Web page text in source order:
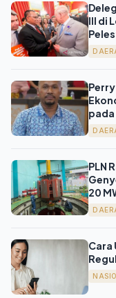
III di
PLN
20
Cara